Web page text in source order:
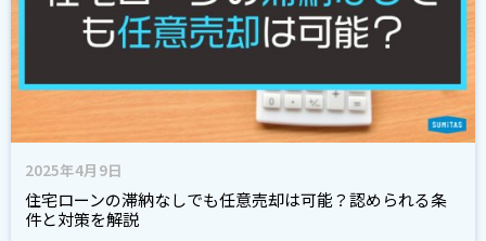
2025年4月9日
住宅ローンの滞納なしでも任意売却は可能？認められる条
件と対策を解説